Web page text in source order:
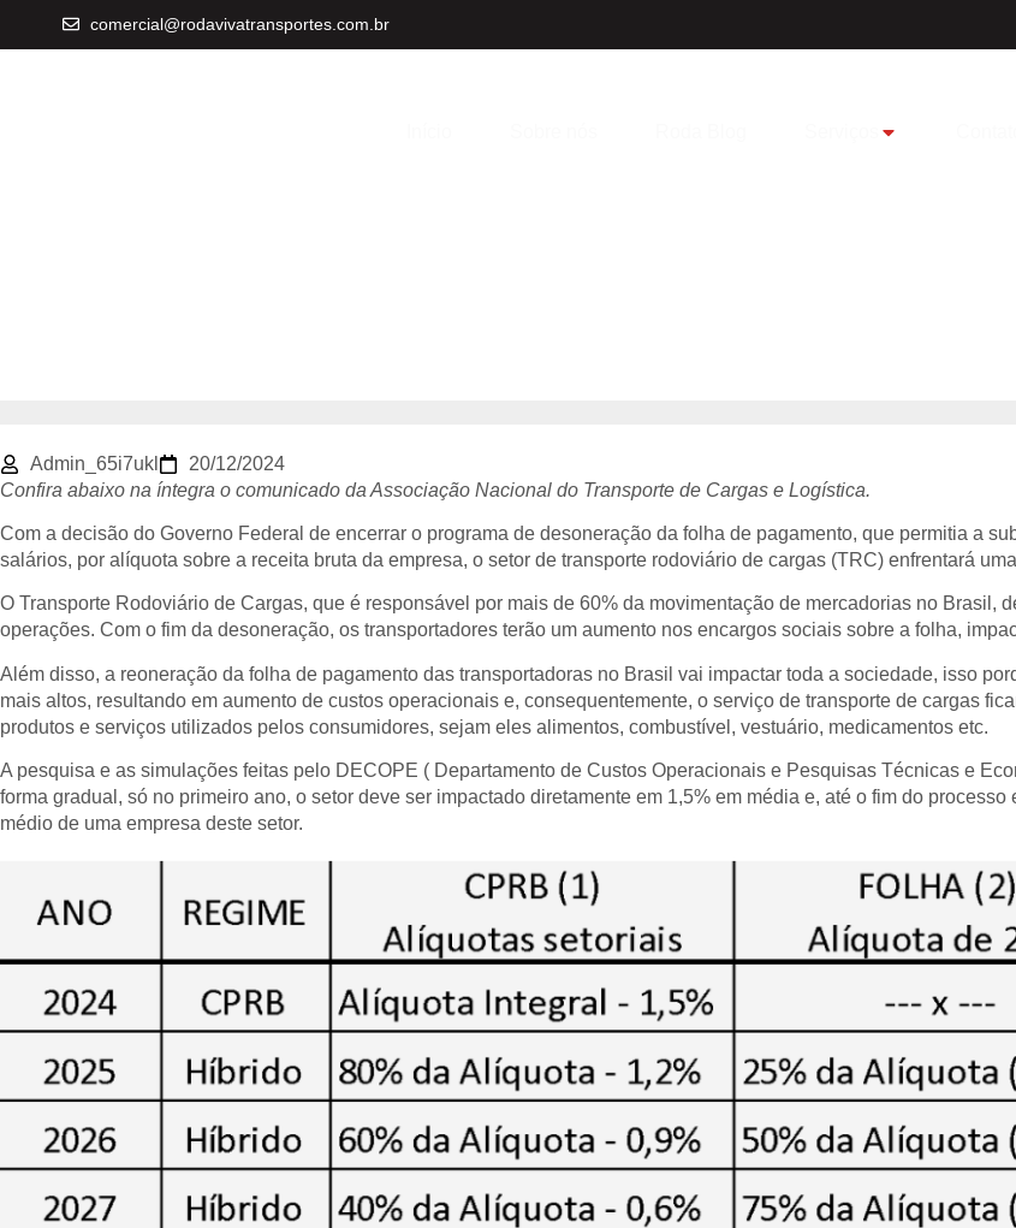
comercial@rodavivatransportes.com.br
Fim da Desoneração da
Admin_65i7ukl
20/12/2024
Confira abaixo na íntegra o comunicado da Associação Nacional do Transporte de Cargas e Logística.
Com a decisão do Governo Federal de encerrar o programa de desoneração da folha de pagamento, que permitia a
salários, por alíquota sobre a receita bruta da empresa, o setor de transporte rodoviário de cargas (TRC) enfrentará
O Transporte Rodoviário de Cargas, que é responsável por mais de 60% da movimentação de mercadorias no Brasil,
operações. Com o fim da desoneração, os transportadores terão um aumento nos encargos sociais sobre a folha,
Além disso, a reoneração da folha de pagamento das transportadoras no Brasil vai impactar toda a sociedade, isso
mais altos, resultando em aumento de custos operacionais e, consequentemente, o serviço de transporte de cargas
produtos e serviços utilizados pelos consumidores, sejam eles alimentos, combustível, vestuário, medicamentos etc.
A pesquisa e as simulações feitas pelo DECOPE ( Departamento de Custos Operacionais e Pesquisas Técnicas e
forma gradual, só no primeiro ano, o setor deve ser impactado diretamente em 1,5% em média e, até o fim do
médio de uma empresa deste setor.